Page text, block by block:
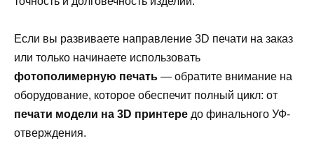
Если вы развиваете направление 3D печати на заказ
или только начинаете использовать
фотополимерную печать — обратите внимание на
оборудование, которое обеспечит полный цикл: от
печати модели на 3D принтере до финального УФ-
отверждения.